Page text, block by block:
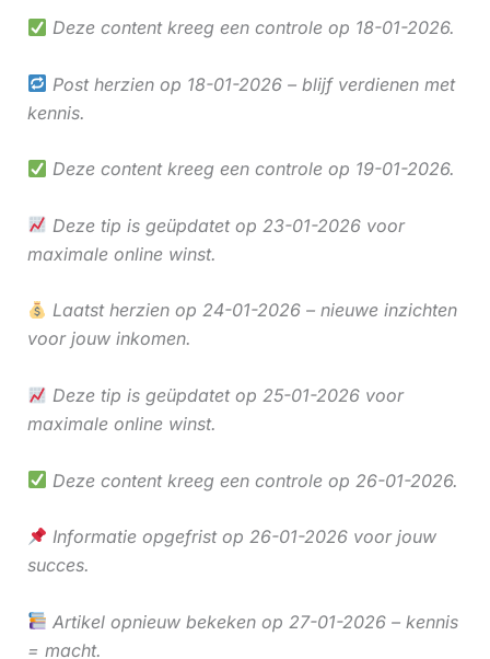
Deze content kreeg een controle op 18-01-2026.
Post herzien op 18-01-2026 – blijf verdienen met
kennis.
Deze content kreeg een controle op 19-01-2026.
Deze tip is geüpdatet op 23-01-2026 voor
maximale online winst.
Laatst herzien op 24-01-2026 – nieuwe inzichten
voor jouw inkomen.
Deze tip is geüpdatet op 25-01-2026 voor
maximale online winst.
Deze content kreeg een controle op 26-01-2026.
Informatie opgefrist op 26-01-2026 voor jouw
succes.
Artikel opnieuw bekeken op 27-01-2026 – kennis
= macht.